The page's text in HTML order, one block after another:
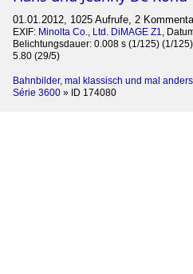
01.01.2012, 1025 Aufrufe, 2
EXIF: Minolta Co., Ltd. DiMAGE Z1
,
Belichtungsdauer: 0.008 s (1/125) (1/
5.80 (29/5)
Bahnbilder, mal klassisch und mal
Série 3600 » ID 174080